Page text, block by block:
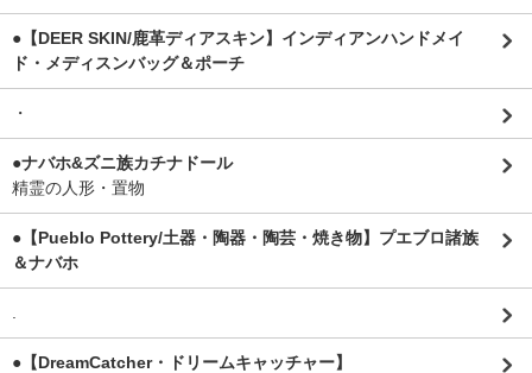
●【DEER SKIN/鹿革ディアスキン】インディアンハンドメイ
ド・メディスンバッグ＆ポーチ
・
●ナバホ&ズニ族カチナドール
精霊の人形・置物
●【Pueblo Pottery/土器・陶器・陶芸・焼き物】プエブロ諸族
＆ナバホ
●【DreamCatcher・ドリームキャッチャー】